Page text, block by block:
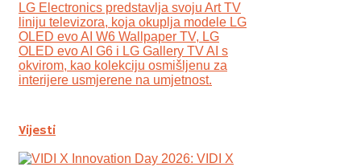
LG Electronics predstavlja svoju Art TV
liniju televizora, koja okuplja modele LG
OLED evo AI W6 Wallpaper TV, LG
OLED evo AI G6 i LG Gallery TV AI s
okvirom, kao kolekciju osmišljenu za
interijere usmjerene na umjetnost.
Vijesti